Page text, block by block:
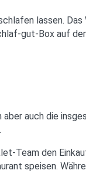
lassen.
gut-Box auf
auch die
Team den
speisen.